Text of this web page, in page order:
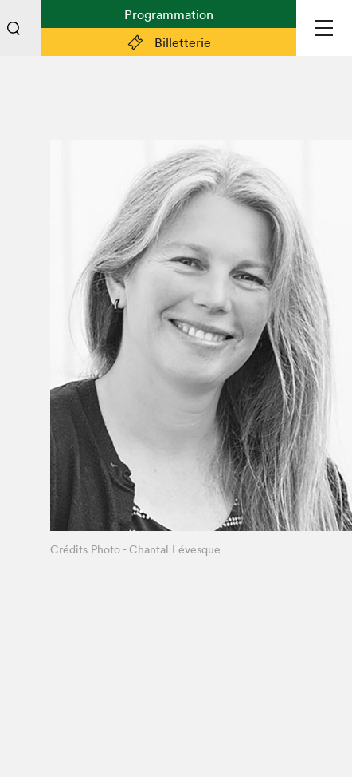
Billetterie
Programmation
Préparer sa visite
Partenaires
Espace médias
Espace exposant·e·s
Espace enseignant·e·s
Espace participant⋅e⋅s
Espace Salon dans la ville
Espace bénévoles
Devenir bénévole
À propos du Salon
Liste des exposant·e·s
Liste des auteur·rice·s
Crédits Photo - Chantal Lévesque